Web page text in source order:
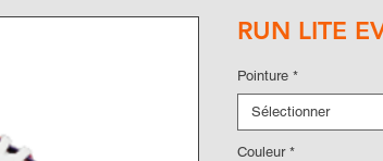
RUN LITE
Pointure *
Sélectionner
Couleur *